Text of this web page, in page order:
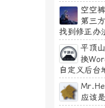
空空
第三
找到修正办
平顶山
换
自定义后台
Mr.He
应该